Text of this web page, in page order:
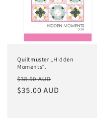
Quiltmuster „Hidden
Moments“.
Normaler
Preis
$38.50 AUD
$35.00 AUD